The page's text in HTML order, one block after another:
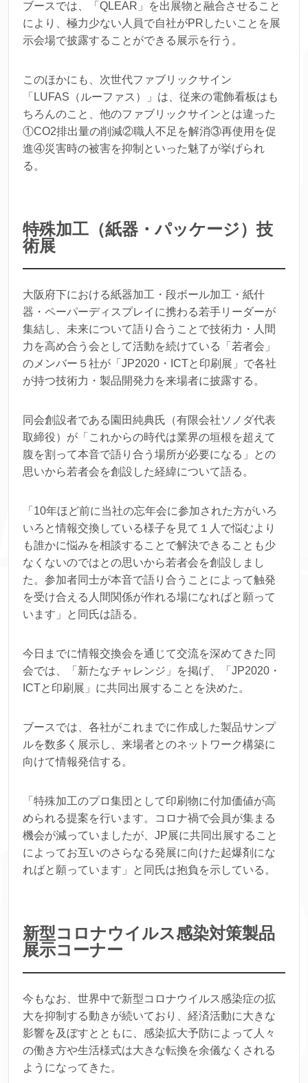
ブースでは、「QLEAR」を出展物と融合させること
により、極力少ない人員で自社がPRしたいことを展
示会場で披露することができる展示を行う。
このほかにも、次世代ファブリックサイン
「LUFAS（ルーファス）」は、従来の電飾看板はも
ちろんのこと、他のファブリックサインとは違った
①CO2排出量の削減②職人不足を解消③再使用を促
進④災害時の被害を抑制といった魅了が挙げられ
る。
特殊加工（紙器・パッケージ）技
術展
大阪府下における紙器加工・段ボール加工・紙什
器・ペーパーディスプレイに携わる若手リーダーが
集結し、未来について語り合うことで技術力・人間
力を高め合う会として活動を続けている「若者会」
のメンバー５社が「JP2020・ICTと印刷展」で各社
が持つ技術力・製品開発力を来場者に披露する。
同会創設者である園田純典氏（有限会社ソノダ代表
取締役）が「これからの時代は業界の垣根を超えて
腹を割って本音で語り合う場所が必要になる」との
思いから若者会を創設した経緯について語る。
「10年ほど前に当社の忘年会に参加された方がいろ
いろと情報交換している様子を見て１人で悩むより
も誰かに悩みを相談することで解決できることも少
なくないのではとの思いから若者会を創設しまし
た。参加者同士が本音で語り合うことによって触発
を受け合える人間関係が作れる場になればと願って
います」と同氏は語る。
今日までに情報交換会を通じて交流を深めてきた同
会では、「新たなチャレンジ」を掲げ、「JP2020・
ICTと印刷展」に共同出展することを決めた。
ブースでは、各社がこれまでに作成した製品サンプ
ルを数多く展示し、来場者とのネットワーク構築に
向けて情報発信する。
「特殊加工のプロ集団として印刷物に付加価値が高
められる提案を行います。コロナ禍で会員が集まる
機会が減っていましたが、JP展に共同出展すること
によってお互いのさらなる発展に向けた起爆剤にな
ればと願っています」と同氏は抱負を示している。
新型コロナウイルス感染対策製品
展示コーナー
今もなお、世界中で新型コロナウイルス感染症の拡
大を抑制する動きが続いており、経済活動に大きな
影響を及ぼすとともに、感染拡大予防によって人々
の働き方や生活様式は大きな転換を余儀なくされる
ようになってきた。